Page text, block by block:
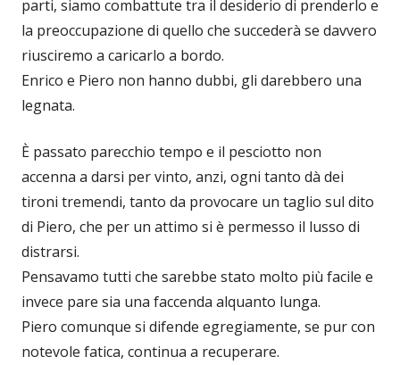
parti, siamo combattute tra il desiderio di prenderlo e
la preoccupazione di quello che succederà se davvero
riusciremo a caricarlo a bordo.
Enrico e Piero non hanno dubbi, gli darebbero una
legnata.
È passato parecchio tempo e il pesciotto non
accenna a darsi per vinto, anzi, ogni tanto dà dei
tironi tremendi, tanto da provocare un taglio sul dito
di Piero, che per un attimo si è permesso il lusso di
distrarsi.
Pensavamo tutti che sarebbe stato molto più facile e
invece pare sia una faccenda alquanto lunga.
Piero comunque si difende egregiamente, se pur con
notevole fatica, continua a recuperare.